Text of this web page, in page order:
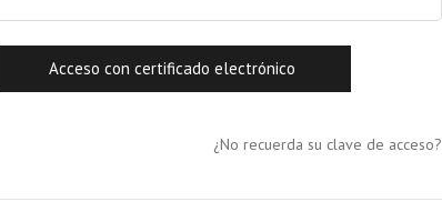
Acceso con certificado electrónico
¿No recuerda su clave de acceso?